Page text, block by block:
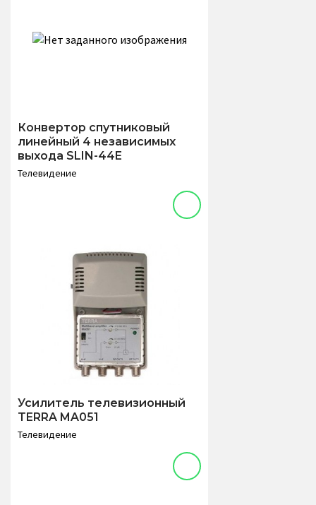
Конвертор спутниковый
линейный 4 независимых
выхода SLIN-44E
Телевидение
Усилитель телевизионный
TERRA MA051
Телевидение